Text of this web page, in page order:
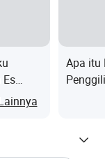
Apa itu